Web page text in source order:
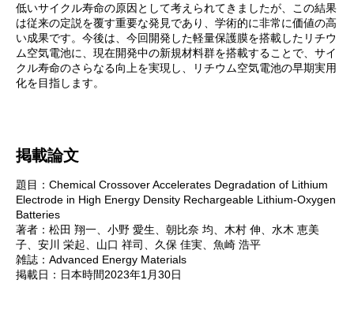
低いサイクル寿命の原因として考えられてきましたが、この結果
は従来の定説を覆す重要な発見であり、学術的に非常に価値の高
い成果です。今後は、今回開発した軽量保護膜を搭載したリチウ
ム空気電池に、現在開発中の新規材料群を搭載することで、サイ
クル寿命のさらなる向上を実現し、リチウム空気電池の早期実用
化を目指します。
掲載論文
題目：Chemical Crossover Accelerates Degradation of Lithium
Electrode in High Energy Density Rechargeable Lithium-Oxygen
Batteries
著者：松田 翔一、小野 愛生、朝比奈 均、木村 伸、水木 恵美
子、安川 栄起、山口 祥司、久保 佳実、魚崎 浩平
雑誌：Advanced Energy Materials
掲載日：日本時間2023年1月30日